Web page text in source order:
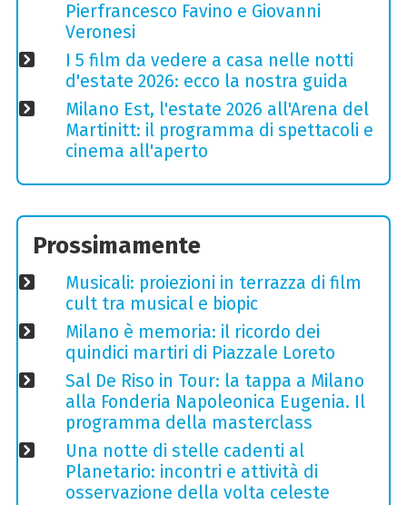
Pierfrancesco Favino e Giovanni
Veronesi
I 5 film da vedere a casa nelle notti
d'estate 2026: ecco la nostra guida
Milano Est, l'estate 2026 all'Arena del
Martinitt: il programma di spettacoli e
cinema all'aperto
Prossimamente
Musicali: proiezioni in terrazza di film
cult tra musical e biopic
Milano è memoria: il ricordo dei
quindici martiri di Piazzale Loreto
Sal De Riso in Tour: la tappa a Milano
alla Fonderia Napoleonica Eugenia. Il
programma della masterclass
Una notte di stelle cadenti al
Planetario: incontri e attività di
osservazione della volta celeste